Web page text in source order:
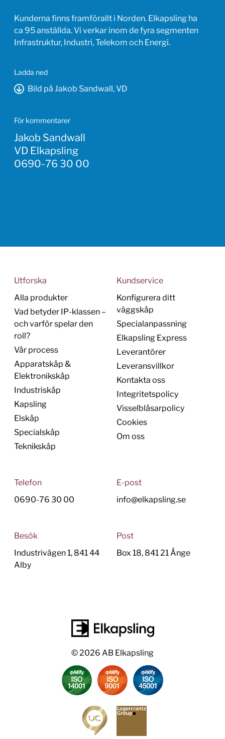
Kunderna finns framförallt i Norden. Elkapsling ha
ca 95 anställda. Vi verkar inom de fyra segmenten
Infrastruktur, Industri, Telekom och Energi.
Ladda ned
Bild på Jakob Sandwall, VD
För kommentarer
Jakob Sandwall
VD Elkapsling
0690-76 30 00
Utforska
Alla produkter
Vad betyder IP-klassen –
och varför spelar den
roll?
Vår process
Apparatskåp &
Elektronikskåp
Industriskåp
Kapsling
Elskåp
Specialskåp
Teknikskåp
Kundservice
Konfigurera ditt
väggskåp
Specialanpassning
Elkapsling Express
Leverantörer
Leveransvillkor
Kontakta oss
Integritetspolicy
Visselblåsarpolicy
Cookies
Om oss
Telefon
0690-76 30 00
E-post
info@elkapsling.se
Besök
Industrivägen 1, 841 44
Alby
Post
Box 18, 841 21 Ånge
© 2026 AB Elkapsling